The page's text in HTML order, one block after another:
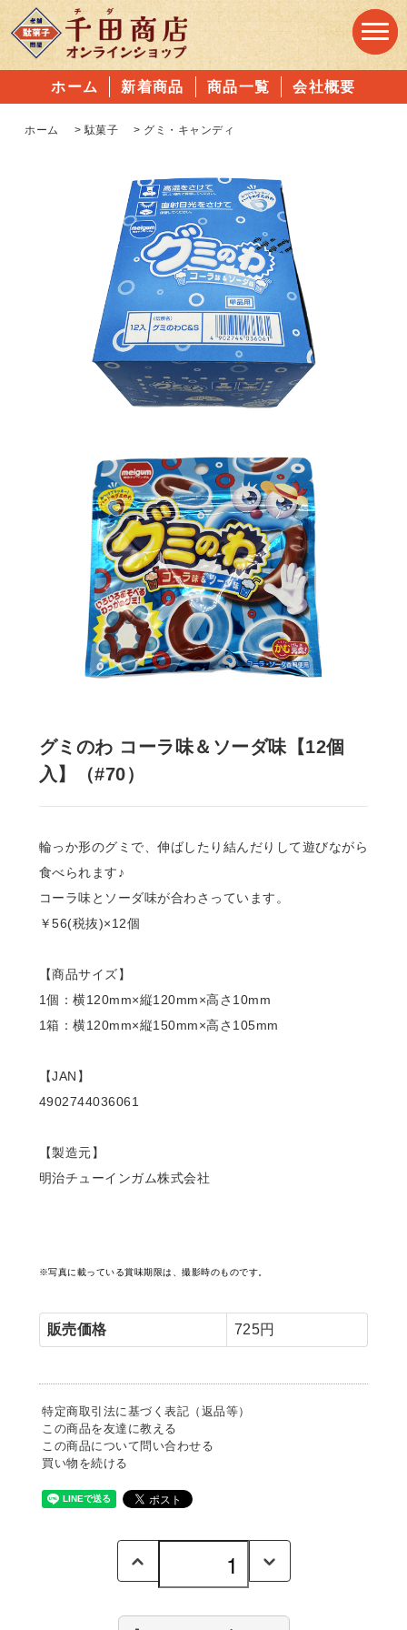
ホーム 新着商品 商品一覧 会社概要
ホーム > 駄菓子 > グミ・キャンディ
グミのわ コーラ味＆ソーダ味【12個
入】（#70）
輪っか形のグミで、伸ばしたり結んだりして遊びながら
食べられます♪
コーラ味とソーダ味が合わさっています。
￥56(税抜)×12個
【商品サイズ】
1個：横120mm×縦120mm×高さ10mm
1箱：横120mm×縦150mm×高さ105mm
【JAN】
4902744036061
【製造元】
明治チューインガム株式会社
※写真に載っている賞味期限は、撮影時のものです。
販売価格 725円
特定商取引法に基づく表記（返品等）
この商品を友達に教える
この商品について問い合わせる
買い物を続ける